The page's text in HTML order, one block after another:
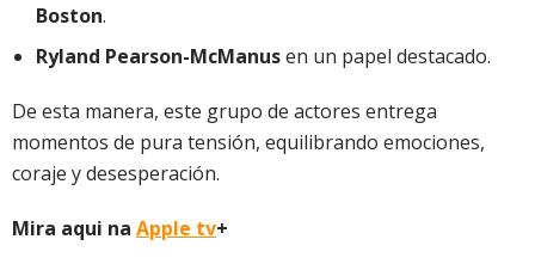
Boston.
Ryland Pearson-McManusen un papel destacado.
De esta manera, este grupo de actores entrega
momentos de pura tensión, equilibrando emociones,
coraje y desesperación.
Mira aqui na Apple tv+